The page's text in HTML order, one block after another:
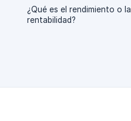
¿Qué es el rendimiento o la
rentabilidad?